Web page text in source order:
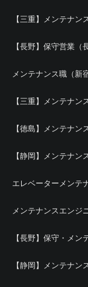
【三重】メンテナ
【長野】保守営業
メンテナンス職（新
【三重】メンテナ
【徳島】メンテナ
【静岡】メンテナン
エレベーターメン
メンテナンスエンジ
【長野】保守・メ
【静岡】メンテナ